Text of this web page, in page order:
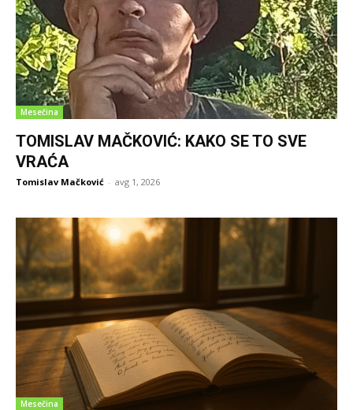
Mesečina
TOMISLAV MAČKOVIĆ: KAKO SE TO SVE
VRAĆA
Tomislav Mačković - avg 1, 2026
Mesečina